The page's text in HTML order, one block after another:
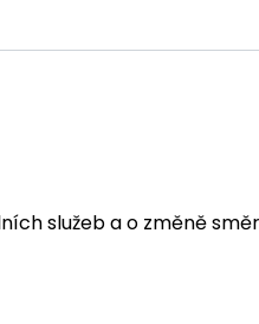
služeb a o změně